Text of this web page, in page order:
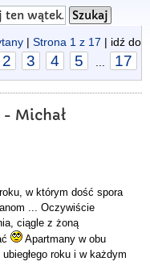
| Strona 1 z 17 | idź do
2 3 4 5 17
Michał
w którym dość spora
... Oczywiście
ciągle z żoną
Apartmany w obu
roku i w każdym